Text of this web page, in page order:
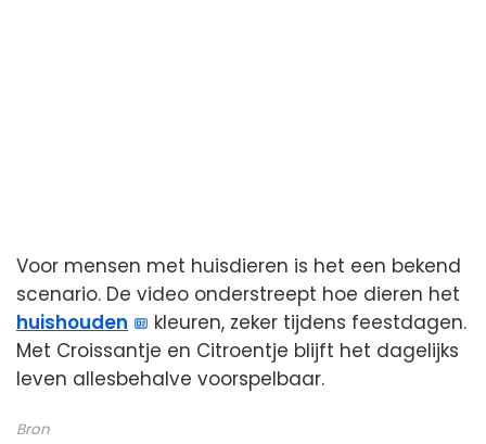
Voor mensen met huisdieren is het een bekend
scenario. De video onderstreept hoe dieren het
huishouden
kleuren, zeker tijdens feestdagen.
Met Croissantje en Citroentje blijft het dagelijks
leven allesbehalve voorspelbaar.
Bron